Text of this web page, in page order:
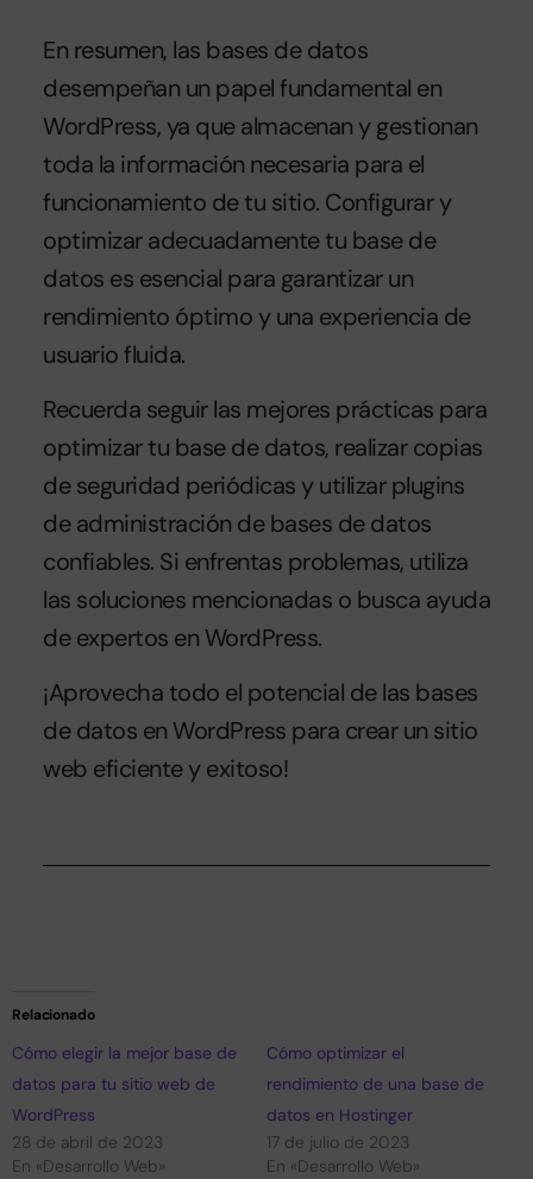
En resumen, las bases de datos
desempeñan un papel fundamental en
WordPress, ya que almacenan y gestionan
toda la información necesaria para el
funcionamiento de tu sitio. Configurar y
optimizar adecuadamente tu base de
datos es esencial para garantizar un
rendimiento óptimo y una experiencia de
usuario fluida.
Recuerda seguir las mejores prácticas para
optimizar tu base de datos, realizar copias
de seguridad periódicas y utilizar plugins
de administración de bases de datos
confiables. Si enfrentas problemas, utiliza
las soluciones mencionadas o busca ayuda
de expertos en WordPress.
¡Aprovecha todo el potencial de las bases
de datos en WordPress para crear un sitio
web eficiente y exitoso!
Relacionado
Cómo elegir la mejor base de
datos para tu sitio web de
WordPress
28 de abril de 2023
En «Desarrollo Web»
Cómo optimizar el
rendimiento de una base de
datos en Hostinger
17 de julio de 2023
En «Desarrollo Web»